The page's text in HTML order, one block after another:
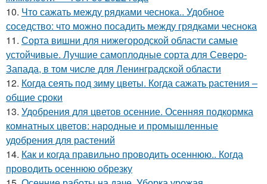
10. Что сажать между рядками чеснока.. Удобное
соседство: что можно посадить между грядками чеснока
11. Сорта вишни для нижегородской области самые
устойчивые. Лучшие самоплодные сорта для Северо-
Запада, в том числе для Ленинградской области
12. Когда сеять под зиму цветы. Когда сажать растения –
общие сроки
13. Удобрения для цветов осенние. Осенняя подкормка
комнатных цветов: народные и промышленные
удобрения для растений
14. Как и когда правильно проводить осеннюю.. Когда
проводить осеннюю обрезку